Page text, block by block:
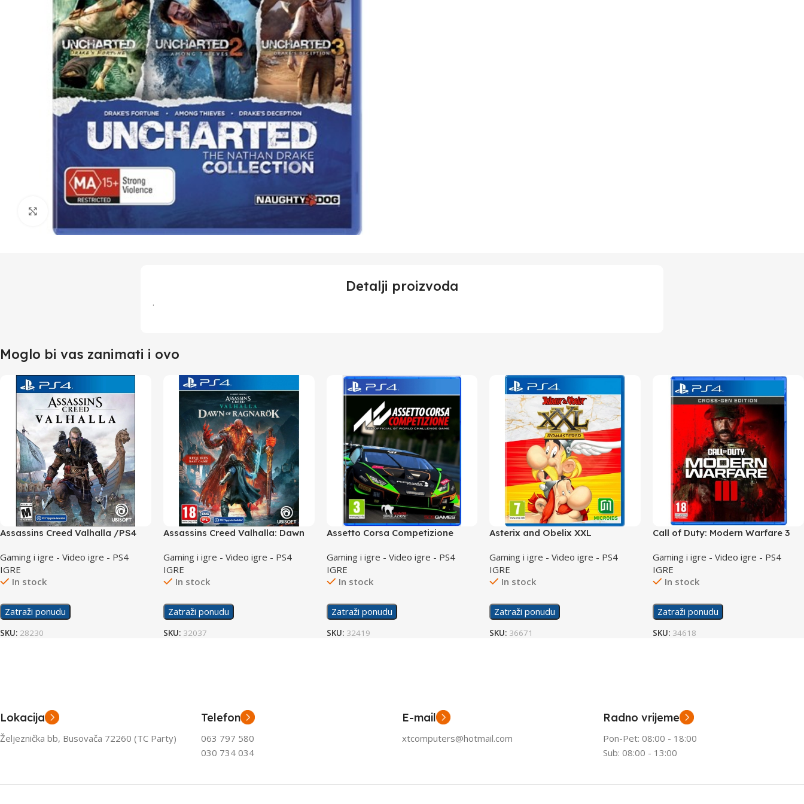
Detalji proizvoda
.
Moglo bi vas zanimati i ovo
Assassins Creed Valhalla /PS4
Gaming i igre - Video igre - PS4
IGRE
In stock
Zatraži ponudu
SKU: 28230
Assassins Creed Valhalla: Dawn
Gaming i igre - Video igre - PS4
IGRE
In stock
Zatraži ponudu
SKU: 32037
Assetto Corsa Competizione
Gaming i igre - Video igre - PS4
IGRE
In stock
Zatraži ponudu
SKU: 32419
Asterix and Obelix XXL
Gaming i igre - Video igre - PS4
IGRE
In stock
Zatraži ponudu
SKU: 36671
Call of Duty: Modern Warfare 3
Gaming i igre - Video igre - PS4
IGRE
In stock
Zatraži ponudu
SKU: 34618
Lokacija
Željeznička bb, Busovača 72260 (TC Party)
Telefon
063 797 580
030 734 034
E-mail
xtcomputers@hotmail.com
Radno vrijeme
Pon-Pet: 08:00 - 18:00
Sub: 08:00 - 13:00